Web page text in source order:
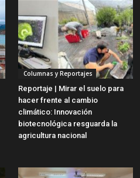
Columnas y Reportajes
Reportaje | Mirar el suelo para
hacer frente al cambio
climático: Innovación
biotecnológica resguarda la
agricultura nacional